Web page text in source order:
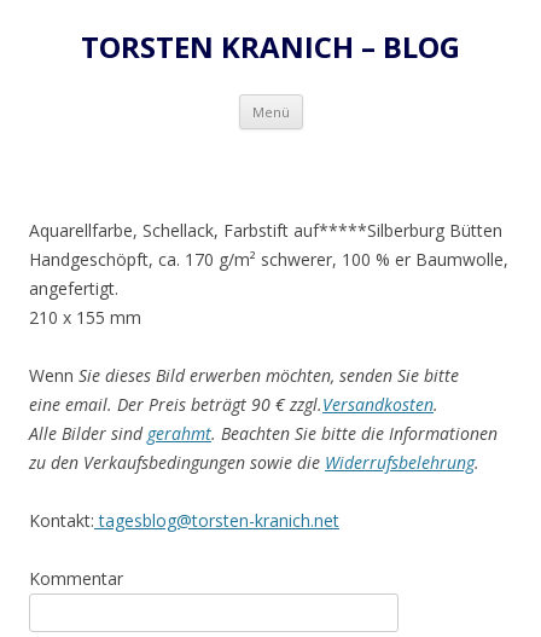
TORSTEN KRANICH – BLOG
Menü Zum
springen
Aquarellfarbe, Schellack, Farbstift auf*****Silberburg Bütten
Handgeschöpft, ca. 170 g/m² schwerer, 100 % er Baumwolle,
angefertigt.
210 x 155 mm
Wenn Sie dieses Bild erwerben möchten, senden Sie bitte
eine email. Der Preis beträgt 90 € zzgl.Versandkosten.
Alle Bilder sind gerahmt. Beachten Sie bitte die Informationen
zu den Verkaufsbedingungen sowie die Widerrufsbelehrung.
Kontakt: tagesblog@torsten-kranich.net
Kommentar